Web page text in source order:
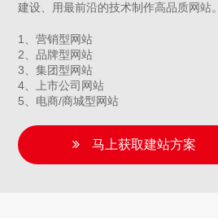
建设、用最前沿的技术制作高品质网站。
1、营销型网站
2、品牌型网站
3、集团型网站
4、上市公司网站
5、电商/商城型网站
马上获取建站方案